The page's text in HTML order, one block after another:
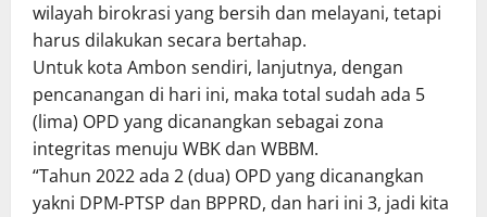
wilayah birokrasi yang bersih dan melayani, tetapi
harus dilakukan secara bertahap.
Untuk kota Ambon sendiri, lanjutnya, dengan
pencanangan di hari ini, maka total sudah ada 5
(lima) OPD yang dicanangkan sebagai zona
integritas menuju WBK dan WBBM.
“Tahun 2022 ada 2 (dua) OPD yang dicanangkan
yakni DPM-PTSP dan BPPRD, dan hari ini 3, jadi kita